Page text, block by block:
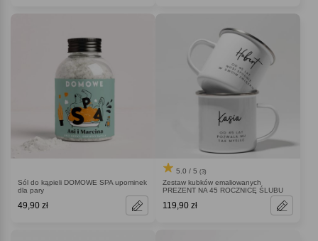
Sól do kąpieli DOMOWE SPA upominek
dla pary
49,90 zł
5.0 / 5 (3)
Zestaw kubków emaliowanych
PREZENT NA 45 ROCZNICĘ ŚLUBU
119,90 zł